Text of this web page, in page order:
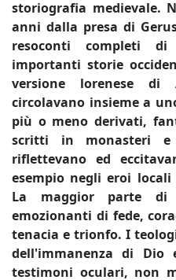
storiografia medievale.
anni dalla presa di
resoconti completi
importanti storie
versione lorenese di
circolavano insieme a
più o meno derivati,
scritti in monasteri e
riflettevano ed
esempio negli eroi
La maggior parte di
emozionanti di fede,
tenacia e trionfo. I
dell'immanenza di Dio
testimoni oculari, non